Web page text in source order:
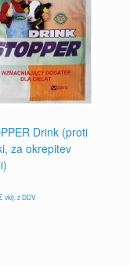
Drink (proti
za okrepitev
vklj. z DDV